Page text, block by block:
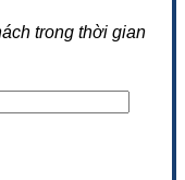
trong thời gian